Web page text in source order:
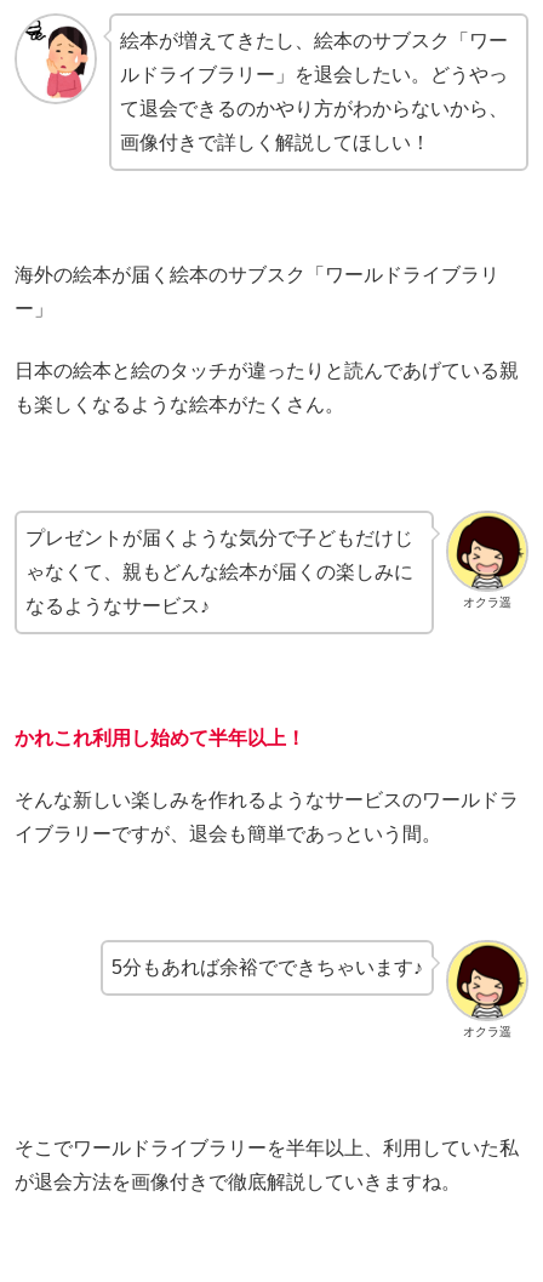
絵本が増えてきたし、絵本のサブスク「ワー
ルドライブラリー」を退会したい。どうやっ
て退会できるのかやり方がわからないから、
画像付きで詳しく解説してほしい！
海外の絵本が届く絵本のサブスク「ワールドライブラリ
ー」
日本の絵本と絵のタッチが違ったりと読んであげている親
も楽しくなるような絵本がたくさん。
オクラ遥
プレゼントが届くような気分で子どもだけじ
ゃなくて、親もどんな絵本が届くの楽しみに
なるようなサービス♪
かれこれ利用し始めて半年以上！
そんな新しい楽しみを作れるようなサービスのワールドラ
イブラリーですが、退会も簡単であっという間。
オクラ遥
5分もあれば余裕でできちゃいます♪
そこでワールドライブラリーを半年以上、利用していた私
が退会方法を画像付きで徹底解説していきますね。